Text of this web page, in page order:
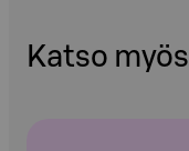
Katso myös